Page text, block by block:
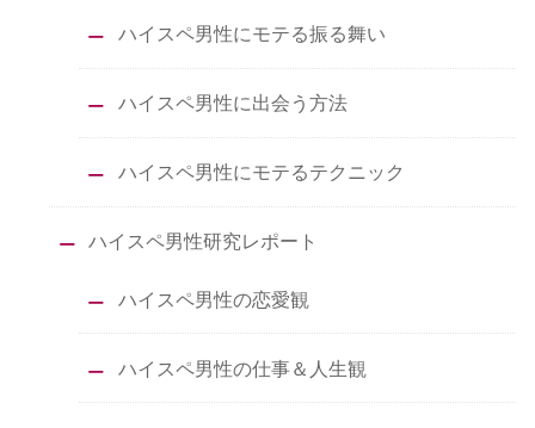
ハイスペ男性にモテる振る舞い
ハイスペ男性に出会う方法
ハイスペ男性にモテるテクニック
ハイスペ男性研究レポート
ハイスペ男性の恋愛観
ハイスペ男性の仕事＆人生観